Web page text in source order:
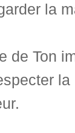
la
de Ton
la